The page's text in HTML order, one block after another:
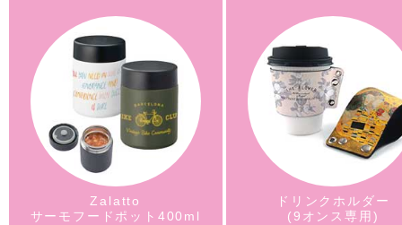
Zalatto
サーモフードポット400ml
ドリンクホルダー
(9オンス専用)